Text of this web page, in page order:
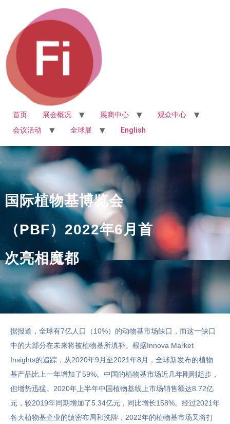
首页 展会概况 展商中心
观众中心
会议活动
全球展 English
国际植物基博览会
（PBF）2022年6月首
次亮相魔都
据报道，全球有7亿人口（10%）的动物基市场缺口，而这一缺口
中的大部分在未来将被植物基所填补。根据Innova Market
Insights的追踪，从2020年9月至2021年8月，全球新发布的植物
基产品比上一年增加了59%。中国的植物基市场近几年刚刚起步，
但增势迅猛。2020年上半年中国植物基线上市场销售额达8.72亿
元，较2019年同期增加了5.34亿元，同比增长158%。经过2021年
各大植物基企业的缜密布局和洗牌，2022年的植物基市场又将打